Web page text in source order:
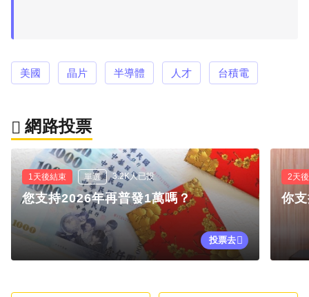
美國 晶片 半導體 人才 台積電
網路投票
1天後結束 單選 3.2K人已投
您支持2026年再普發1萬嗎？
投票去
2天
你